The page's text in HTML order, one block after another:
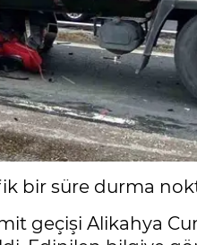
bir süre durma
geçişi Alikahya